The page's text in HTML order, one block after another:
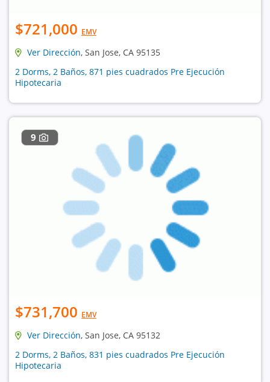
$721,000 EMV
Ver Dirección, San Jose, CA 95135
2 Dorms, 2 Baños, 871 pies cuadrados Pre Ejecución
Hipotecaria
9
$731,700 EMV
Ver Dirección, San Jose, CA 95132
2 Dorms, 2 Baños, 831 pies cuadrados Pre Ejecución
Hipotecaria